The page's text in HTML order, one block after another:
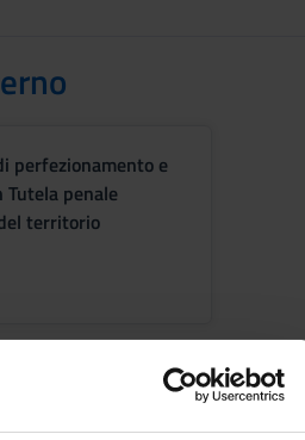
perfezionamento e
penale
territorio